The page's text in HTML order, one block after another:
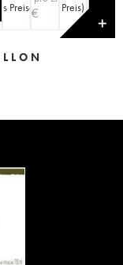
Preises
135€ Preis)
✕